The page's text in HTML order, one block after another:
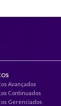
Avançados
Continuados
Gerenciados